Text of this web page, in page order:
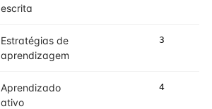
escrita
Estratégias de
aprendizagem
3
Aprendizado
ativo
4